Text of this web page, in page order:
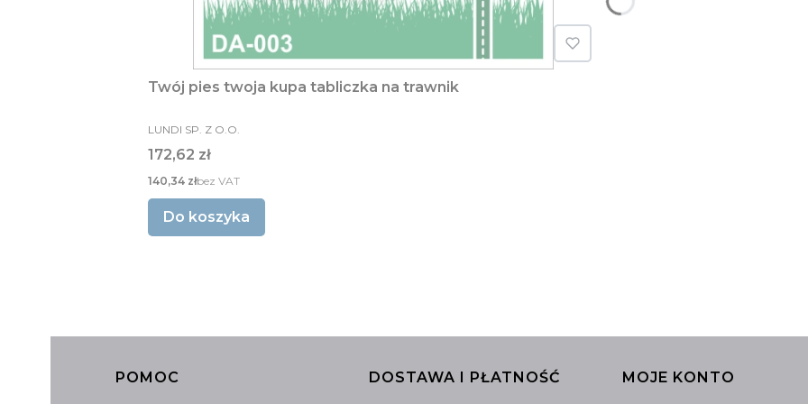
Twój pies twoja kupa tabliczka na trawnik
PRODUCENT
LUNDI SP. Z O.O.
Cena
172,62 zł
Cena
140,34 złbez VAT
Do koszyka
Linki w stopce
POMOC DOSTAWA I PŁATNOŚĆ MOJE KONTO